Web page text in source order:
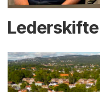
Lederskifte